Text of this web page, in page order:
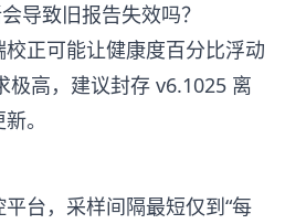
导致旧报告失效吗？
正可能让健康度百分比浮动
极高，建议封存 v6.1025 离
。
台，采样间隔最短仅到“每